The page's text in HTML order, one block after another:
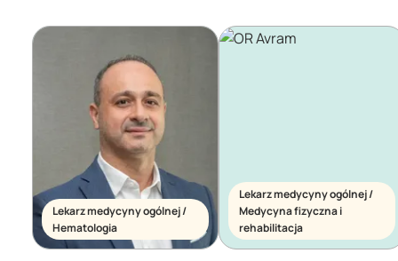
Lekarz medycyny ogólnej /
Hematologia
Lekarz medycyny ogólnej /
Medycyna fizyczna i
rehabilitacja